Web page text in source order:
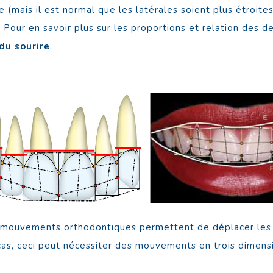
il est normal que les latérales soient plus
Pour en savoir plus sur lesproportions et relation des
sourire.
orthodontiques permettent de déplacer
ceci peut nécessiter des mouvements en trois